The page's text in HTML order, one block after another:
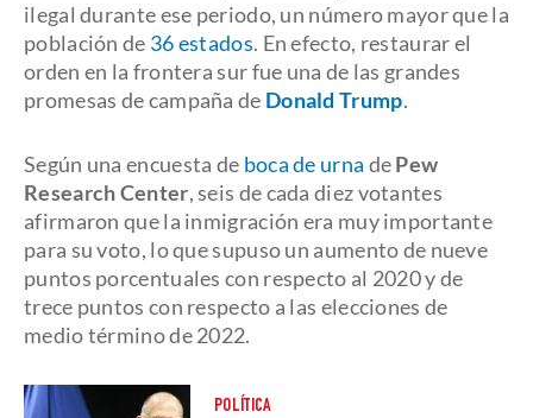
ilegal durante ese periodo, un número mayor que la
población de 36 estados. En efecto, restaurar el
orden en la frontera sur fue una de las grandes
promesas de campaña de Donald Trump.
Según una encuesta de boca de urna dePew
Research Center, seis de cada diez votantes
afirmaron que la inmigración era muy importante
para su voto, lo que supuso un aumento de nueve
puntos porcentuales con respecto al 2020 y de
trece puntos con respecto a las elecciones de
medio término de 2022.
POLÍTICA